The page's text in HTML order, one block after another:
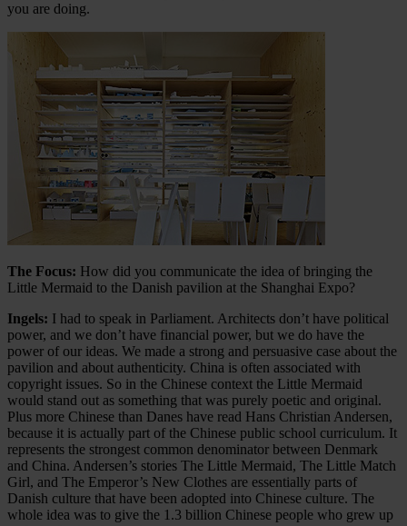
you are doing.
The Focus: How did you communicate the idea of bringing the
Little Mermaid to the Danish pavilion at the Shanghai Expo?
Ingels: I had to speak in Parliament. Architects don’t have political
power, and we don’t have financial power, but we do have the
power of our ideas. We made a strong and persuasive case about the
pavilion and about authenticity. China is often associated with
copyright issues. So in the Chinese context the Little Mermaid
would stand out as something that was purely poetic and original.
Plus more Chinese than Danes have read Hans Christian Andersen,
because it is actually part of the Chinese public school curriculum. It
represents the strongest common denominator between Denmark
and China. Andersen’s stories The Little Mermaid, The Little Match
Girl, and The Emperor’s New Clothes are essentially parts of
Danish culture that have been adopted into Chinese culture. The
whole idea was to give the 1.3 billion Chinese people who grew up